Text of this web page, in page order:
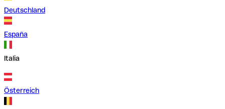
Deutschland
España
Italia
Österreich